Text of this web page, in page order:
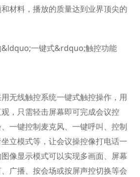
材料，播放的质量达到业界顶尖的
一键式&rdquo;触控功能
线触控系统一键式触控操作，用
，只需轻击屏幕即可完成会议控
一键控制麦克风、一键呼叫、控制
立模式等，让会议操控像打电话一
像显示模式可以实现多画面、屏幕
广播、按会场或按屏声控切换等会